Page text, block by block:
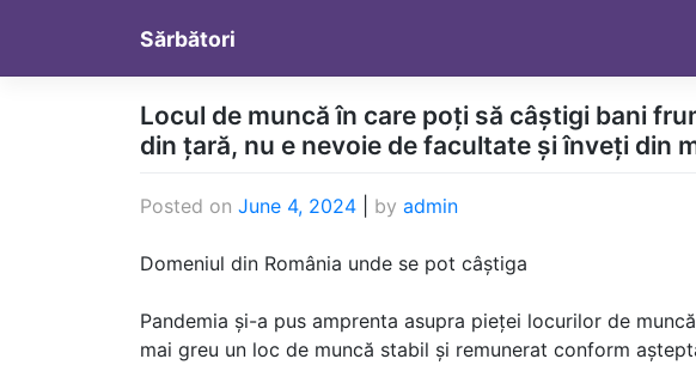
content
Sărbători
Locul de muncă în care poți să câștigi bani
din țară, nu e nevoie de facultate și înveți din
Posted on June 4, 2024 by admin
Domeniul din România unde se pot câștiga
Pandemia și-a pus amprenta asupra pieței locurilor de
mai greu un loc de muncă stabil și remunerat conform